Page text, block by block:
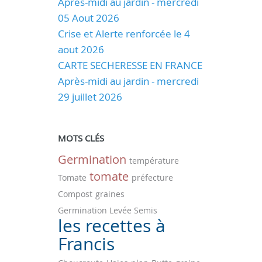
05 Aout 2026
Crise et Alerte renforcée le 4
aout 2026
CARTE SECHERESSE EN FRANCE
Après-midi au jardin - mercredi
29 juillet 2026
MOTS CLÉS
Germination température
Tomate tomate préfecture
Compost graines
Germination Levée Semis
les recettes à
Francis